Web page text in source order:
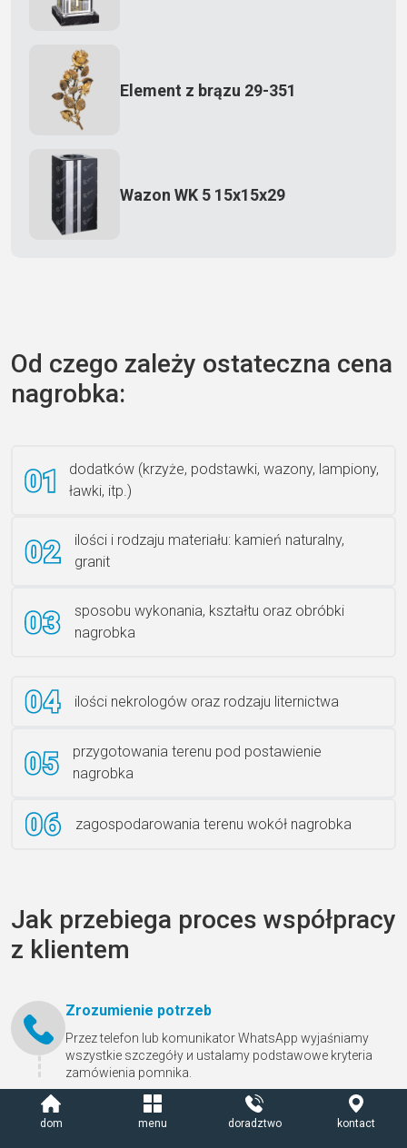
dom menu doradztwo kontact
Element z brązu 29-351
Wazon WK 5 15x15x29
Książka 2
Ławka granitowa LG 12
Od czego zależy ostateczna cena
nagrobka:
dodatków (krzyże, podstawki, wazony, lampiony,
ławki, itp.)
ilości i rodzaju materiału: kamień naturalny,
granit
sposobu wykonania, kształtu oraz obróbki
nagrobka
ilości nekrologów oraz rodzaju liternictwa
przygotowania terenu pod postawienie
nagrobka
zagospodarowania terenu wokół nagrobka
Jak przebiega proces współpracy
z klientem
Zrozumienie potrzeb
Przez telefon lub komunikator WhatsApp wyjaśniamy
wszystkie szczegóły и ustalamy podstawowe kryteria
zamówienia pomnika.
Projektowanie koncepcji pomnika